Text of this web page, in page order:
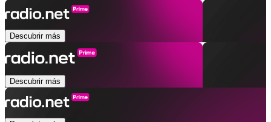
Descubrir más
Descubrir más